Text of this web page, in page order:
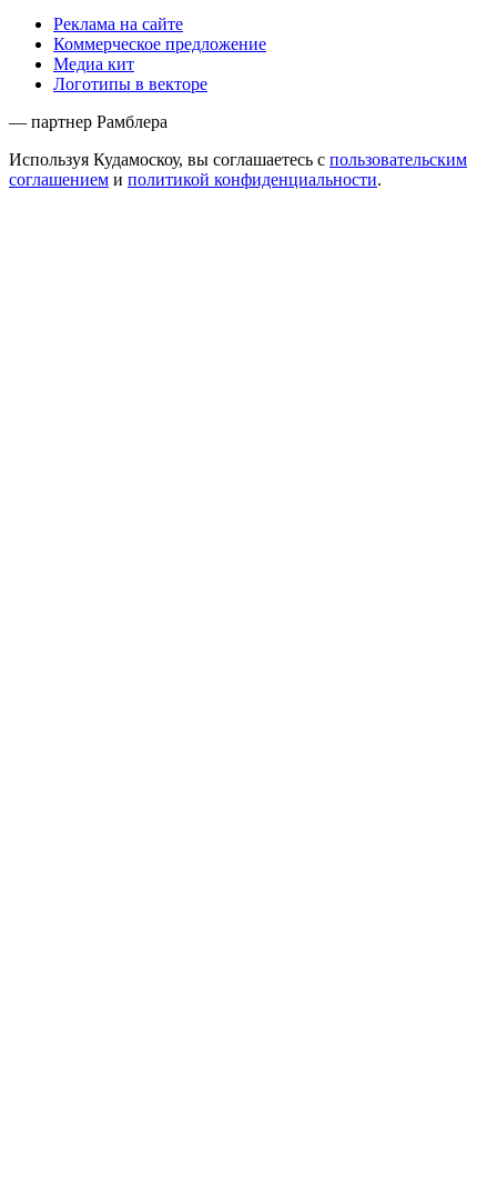
Реклама на сайте
Коммерческое предложение
Медиа кит
Логотипы в векторе
— партнер Рамблера
Используя Кудамоскоу, вы соглашаетесь с пользовательским
соглашением и политикой конфиденциальности.